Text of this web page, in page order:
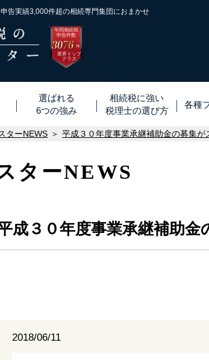
告実績3,000件超の相続専門集団におまかせ
年間相続税
申告件数
3076 ※
件
業界トップ
クラス
選ばれる
6つの強み
相続税に強い
税理士の選び方
各種
ターNEWS 平成３０年度事業承継補助金の募集が
ターNEWS
成３０年度事業承継補助金
2018/06/11